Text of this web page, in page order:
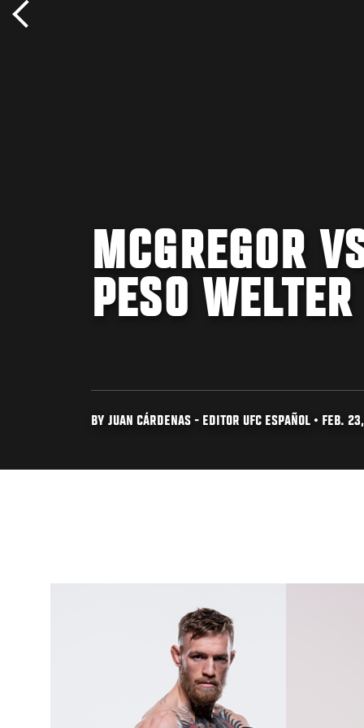
MCGREGOR
PESO WELTER
BY JUAN CÁRDENAS - EDITOR UFC ESPAÑOL • FEB.